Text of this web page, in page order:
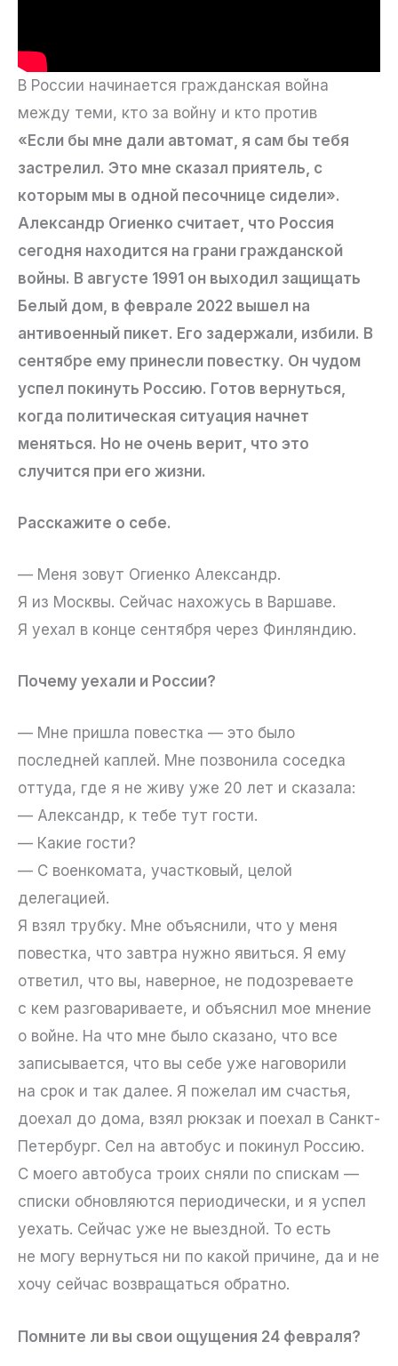
В России начинается гражданская война
между теми, кто за войну и кто против
«Если бы мне дали автомат, я сам бы тебя
застрелил. Это мне сказал приятель, с
которым мы в одной песочнице сидели».
Александр Огиенко считает, что Россия
сегодня находится на грани гражданской
войны. В августе 1991 он выходил защищать
Белый дом, в феврале 2022 вышел на
антивоенный пикет. Его задержали, избили. В
сентябре ему принесли повестку. Он чудом
успел покинуть Россию. Готов вернуться,
когда политическая ситуация начнет
меняться. Но не очень верит, что это
случится при его жизни.
Расскажите о себе.
— Меня зовут Огиенко Александр.
Я из Москвы. Сейчас нахожусь в Варшаве.
Я уехал в конце сентября через Финляндию.
Почему уехали и России?
— Мне пришла повестка — это было
последней каплей. Мне позвонила соседка
оттуда, где я не живу уже 20 лет и сказала:
— Александр, к тебе тут гости.
— Какие гости?
— С военкомата, участковый, целой
делегацией.
Я взял трубку. Мне объяснили, что у меня
повестка, что завтра нужно явиться. Я ему
ответил, что вы, наверное, не подозреваете
с кем разговариваете, и объяснил мое мнение
о войне. На что мне было сказано, что все
записывается, что вы себе уже наговорили
на срок и так далее. Я пожелал им счастья,
доехал до дома, взял рюкзак и поехал в Санкт-
Петербург. Сел на автобус и покинул Россию.
С моего автобуса троих сняли по спискам —
списки обновляются периодически, и я успел
уехать. Сейчас уже не выездной. То есть
не могу вернуться ни по какой причине, да и не
хочу сейчас возвращаться обратно.
Помните ли вы свои ощущения 24 февраля?